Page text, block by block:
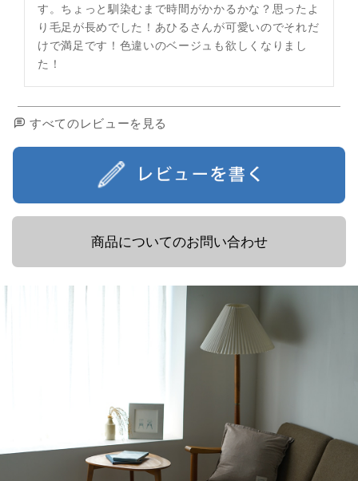
す。ちょっと馴染むまで時間がかかるかな？思ったよ
り毛足が長めでした！あひるさんが可愛いのでそれだ
けで満足です！色違いのベージュも欲しくなりまし
た！
すべてのレビューを見る
商品についてのお問い合わせ